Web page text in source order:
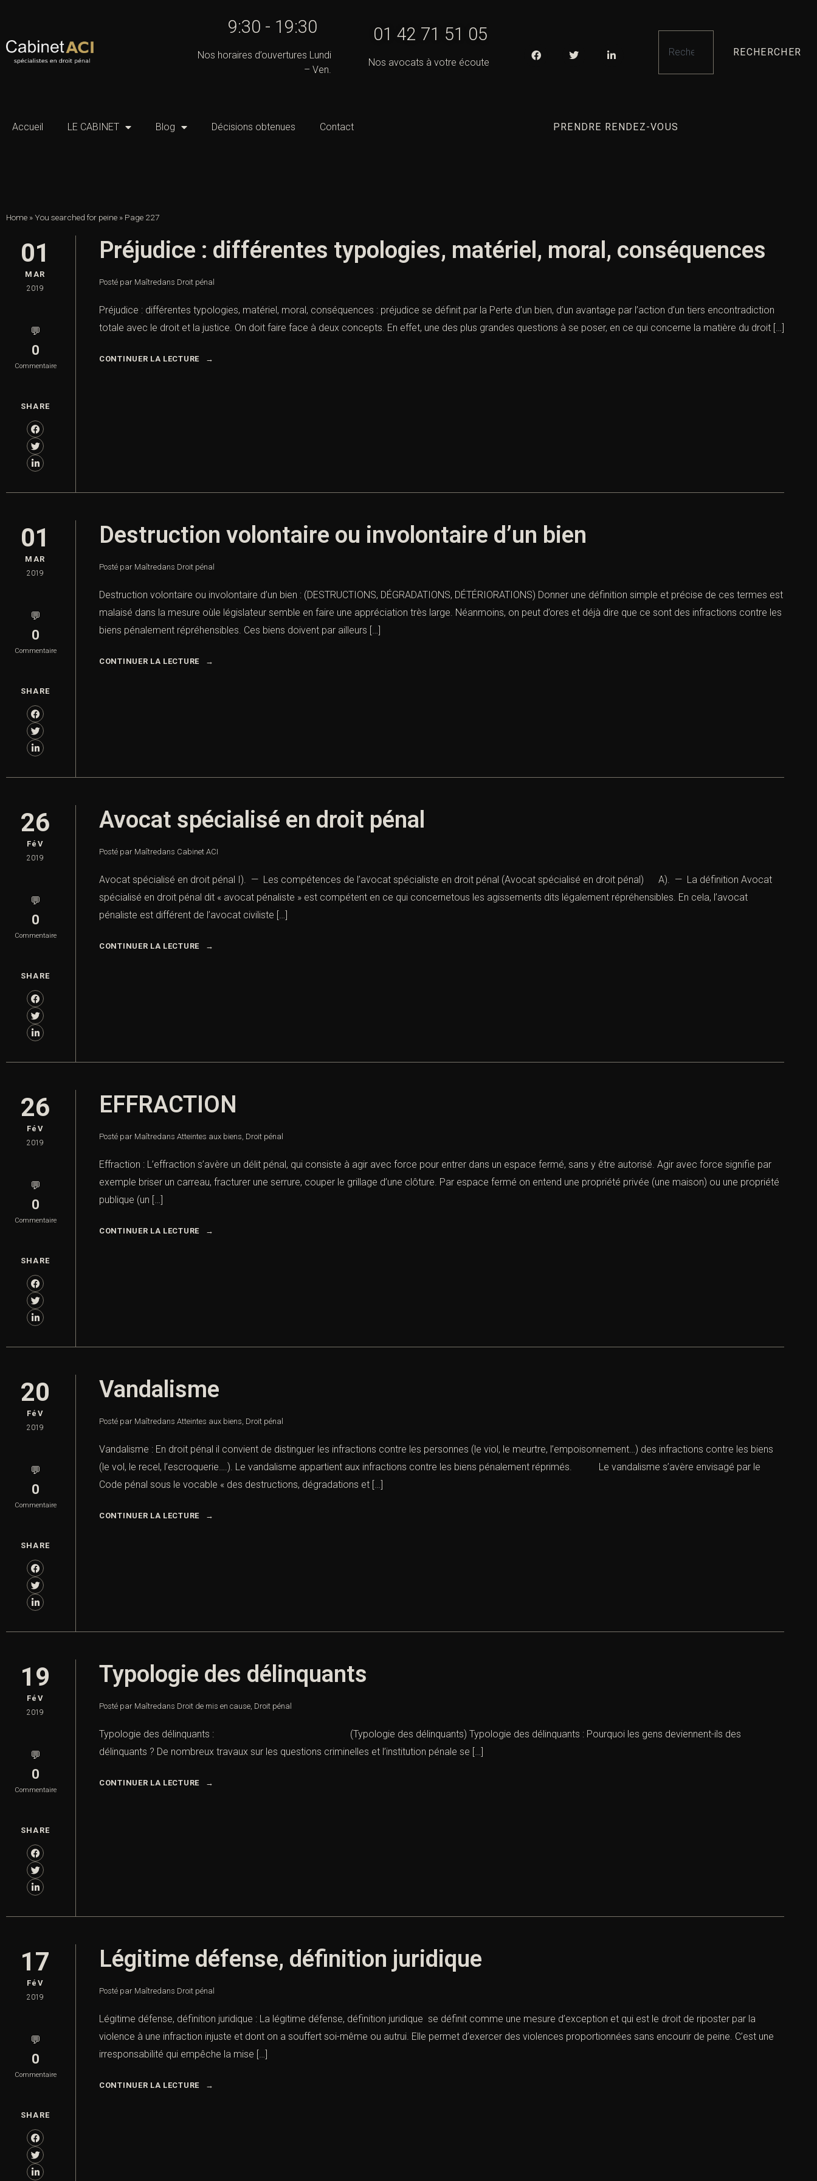
9:30 - 19:30
Nos horaires d’ouvertures Lundi
– Ven.
01 42 71 51 05
Nos avocats à votre écoute
RECHERCHER
Accueil LE CABINET Blog Décisions obtenues Contact PRENDRE RENDEZ-VOUS
Home »You searched for peine » Page 227
01
MAR
2019
💬
0
Commentaire
SHARE
Préjudice : différentes typologies, matériel, moral, conséquences
Posté par Maîtredans Droit pénal
Préjudice : différentes typologies, matériel, moral, conséquences : préjudice se définit par la Perte d’un bien, d’un avantage par l’action d’un tiers encontradiction
totale avec le droit et la justice. On doit faire face à deux concepts. En effet, une des plus grandes questions à se poser, en ce qui concerne la matière du droit […]
CONTINUER LA LECTURE
01
MAR
2019
💬
0
Commentaire
SHARE
Destruction volontaire ou involontaire d’un bien
Posté par Maîtredans Droit pénal
Destruction volontaire ou involontaire d’un bien : (DESTRUCTIONS, DÉGRADATIONS, DÉTÉRIORATIONS) Donner une définition simple et précise de ces termes est
malaisé dans la mesure oùle législateur semble en faire une appréciation très large. Néanmoins, on peut d’ores et déjà dire que ce sont des infractions contre les
biens pénalement répréhensibles. Ces biens doivent par ailleurs […]
CONTINUER LA LECTURE
26
FéV
2019
💬
0
Commentaire
SHARE
Avocat spécialisé en droit pénal
Posté par Maîtredans Cabinet ACI
Avocat spécialisé en droit pénal I). — Les compétences de l’avocat spécialiste en droit pénal (Avocat spécialisé en droit pénal) A). — La définition Avocat
spécialisé en droit pénal dit « avocat pénaliste » est compétent en ce qui concernetous les agissements dits légalement répréhensibles. En cela, l’avocat
pénaliste est différent de l’avocat civiliste […]
CONTINUER LA LECTURE
26
FéV
2019
💬
0
Commentaire
SHARE
EFFRACTION
Posté par Maîtredans Atteintes aux biens, Droit pénal
Effraction : L’effraction s’avère un délit pénal, qui consiste à agir avec force pour entrer dans un espace fermé, sans y être autorisé. Agir avec force signifie par
exemple briser un carreau, fracturer une serrure, couper le grillage d’une clôture. Par espace fermé on entend une propriété privée (une maison) ou une propriété
publique (un […]
CONTINUER LA LECTURE
20
FéV
2019
💬
0
Commentaire
SHARE
Vandalisme
Posté par Maîtredans Atteintes aux biens, Droit pénal
Vandalisme : En droit pénal il convient de distinguer les infractions contre les personnes (le viol, le meurtre, l’empoisonnement…) des infractions contre les biens
(le vol, le recel, l’escroquerie….). Le vandalisme appartient aux infractions contre les biens pénalement réprimés. Le vandalisme s’avère envisagé par le
Code pénal sous le vocable « des destructions, dégradations et […]
CONTINUER LA LECTURE
19
FéV
2019
💬
0
Commentaire
SHARE
Typologie des délinquants
Posté par Maîtredans Droit de mis en cause, Droit pénal
Typologie des délinquants : (Typologie des délinquants) Typologie des délinquants : Pourquoi les gens deviennent-ils des
délinquants ? De nombreux travaux sur les questions criminelles et l’institution pénale se […]
CONTINUER LA LECTURE
17
FéV
2019
💬
0
Commentaire
SHARE
Légitime défense, définition juridique
Posté par Maîtredans Droit pénal
Légitime défense, définition juridique : La légitime défense, définition juridique se définit comme une mesure d’exception et qui est le droit de riposter par la
violence à une infraction injuste et dont on a souffert soi-même ou autrui. Elle permet d’exercer des violences proportionnées sans encourir de peine. C’est une
irresponsabilité qui empêche la mise […]
CONTINUER LA LECTURE